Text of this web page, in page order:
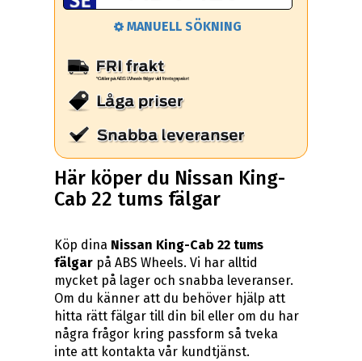
MANUELL SÖKNING
Här köper du Nissan King-
Cab 22 tums fälgar
Köp dina Nissan King-Cab 22 tums
fälgar på ABS Wheels. Vi har alltid
mycket på lager och snabba leveranser.
Om du känner att du behöver hjälp att
hitta rätt fälgar till din bil eller om du har
några frågor kring passform så tveka
inte att kontakta vår kundtjänst.